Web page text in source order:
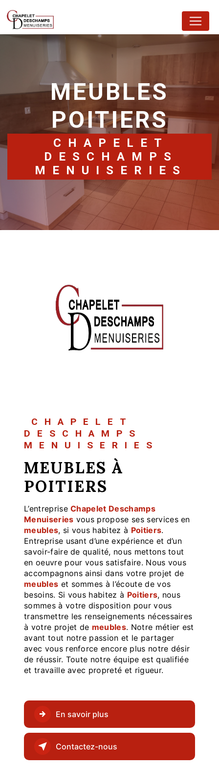
MEUBLES
POITIERS
CHAPELET
DESCHAMPS
MENUISERIES
CHAPELET
DESCHAMPS
MENUISERIES
MEUBLES À
POITIERS
L’entrepriseChapelet Deschamps
Menuiseries vous propose ses services en
meubles, si vous habitez à Poitiers.
Entreprise usant d’une expérience et d’un
savoir-faire de qualité, nous mettons tout
en oeuvre pour vous satisfaire. Nous vous
accompagnons ainsi dans votre projet de
meubles et sommes à l’écoute de vos
besoins. Si vous habitez à Poitiers, nous
sommes à votre disposition pour vous
transmettre les renseignements nécessaires
à votre projet de meubles. Notre métier est
avant tout notre passion et le partager
avec vous renforce encore plus notre désir
de réussir. Toute notre équipe est qualifiée
et travaille avec propreté et rigueur.
En savoir plus
Contactez-nous